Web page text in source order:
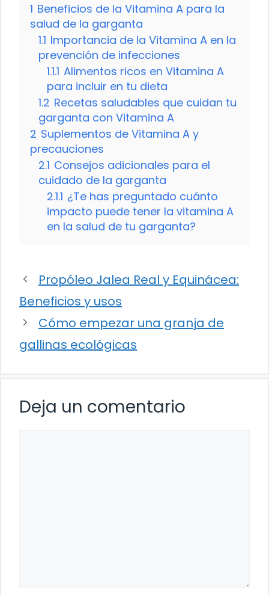
1 Beneficios de la Vitamina A para la
salud de la garganta
1.1 Importancia de la Vitamina A en la
prevención de infecciones
1.1.1 Alimentos ricos en Vitamina A
para incluir en tu dieta
1.2 Recetas saludables que cuidan tu
garganta con Vitamina A
2 Suplementos de Vitamina A y
precauciones
2.1 Consejos adicionales para el
cuidado de la garganta
2.1.1 ¿Te has preguntado cuánto
impacto puede tener la vitamina A
en la salud de tu garganta?
Propóleo Jalea Real y Equinácea:
Beneficios y usos
Cómo empezar una granja de
gallinas ecológicas
Deja un comentario